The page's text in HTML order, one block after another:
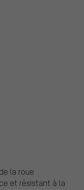
la roue
et résistant à la